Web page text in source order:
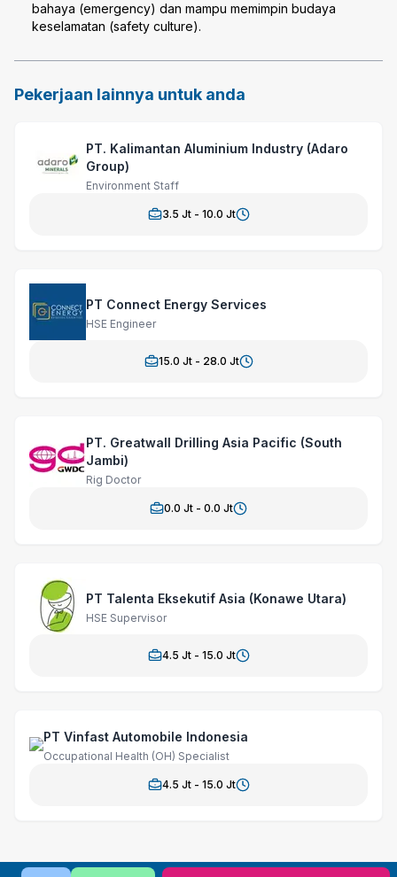
bahaya (emergency) dan mampu memimpin budaya
keselamatan (safety culture).
Pekerjaan lainnya untuk anda
PT. Kalimantan Aluminium Industry (Adaro
Group)
Environment Staff
3.5 Jt - 10.0 Jt
PT Connect Energy Services
HSE Engineer
15.0 Jt - 28.0 Jt
PT. Greatwall Drilling Asia Pacific (South
Jambi)
Rig Doctor
0.0 Jt - 0.0 Jt
PT Talenta Eksekutif Asia (Konawe Utara)
HSE Supervisor
4.5 Jt - 15.0 Jt
PT Vinfast Automobile Indonesia
Occupational Health (OH) Specialist
4.5 Jt - 15.0 Jt